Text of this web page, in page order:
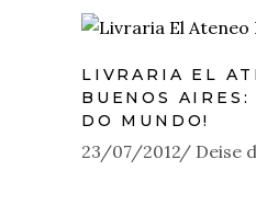
LIVRARIA EL
BUENOS
DO MUNDO!
23/07/2012 Deise